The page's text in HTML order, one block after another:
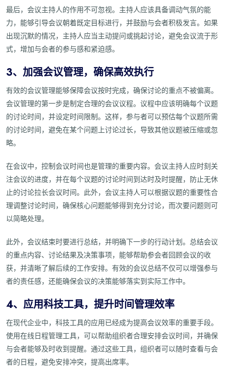
最后，会议主持人的作用不可忽视。主持人应该具备调动气氛的能
力，能够引导会议朝着既定目标进行，并鼓励与会者积极发言。如果
出现沉默的情况，主持人应当主动提问或挑起讨论，避免会议流于形
式，增加与会者的参与感和紧迫感。
3、加强会议管理，确保高效执行
有效的会议管理能够保障会议按时完成，确保讨论的重点不被偏离。
会议管理的第一步是制定合理的会议议程。议程中应该明确每个议题
的讨论时间，并设定时间限制。这样，参与者可以预估每个议题所需
的讨论时间，避免在某个问题上讨论过长，导致其他议题被压缩或忽
略。
在会议中，控制会议时间也是管理的重要内容。会议主持人应时刻关
注会议的进度，并在每个议题的讨论时间到达时及时提醒，防止无休
止的讨论拉长会议时间。此外，会议主持人可以根据议题的重要性合
理调整讨论时间，确保核心问题能够得到充分讨论，而次要问题则可
以简略处理。
此外，会议结束时要进行总结，并明确下一步的行动计划。总结会议
的重点内容、讨论结果及决策事项，能够帮助参会者回顾会议的收
获，并清晰了解后续的工作安排。有效的会议总结不仅可以增强参与
者的责任感，还能确保会议的决策能够落实到实际工作中。
4、应用科技工具，提升时间管理效率
在现代企业中，科技工具的应用已经成为提高会议效率的重要手段。
使用在线日程管理工具，可以帮助组织者合理安排会议时间，并确保
与会者能够及时收到提醒。通过这些工具，组织者可以随时查看与会
者的日程，避免安排冲突，提高出席率。